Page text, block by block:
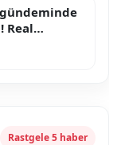
Real
Rastgele 5 haber